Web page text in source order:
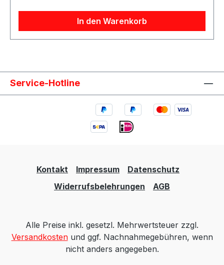
In den Warenkorb
Service-Hotline
Kontakt Impressum
Datenschutz
Widerrufsbelehrungen
AGB
Alle Preise inkl. gesetzl. Mehrwertsteuer zzgl.
Versandkostenund ggf. Nachnahmegebühren, wenn
nicht anders angegeben.